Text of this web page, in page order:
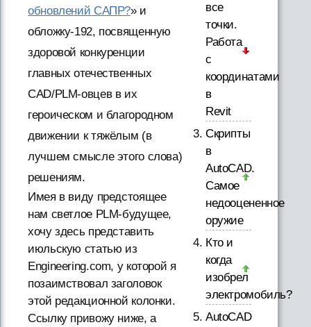
обновлений САПР?» и
обложку-192, посвященную
здоровой конкуренции
главных отечественных
CAD/PLM-овцев в их
героическом и благородном
движении к тяжёлым (в
лучшем смысле этого слова)
решениям.
Имея в виду предстоящее
нам светлое PLM-будущее,
хочу здесь представить
июльскую статью из
Engineering.com, у которой я
позаимствовал заголовок
этой редакционной колонки.
Ссылку привожу ниже, а
все
точки.
Работа
с
координатами
в
Revit
Скрипты
в
AutoCAD.
Самое
недооцененное
оружие
Кто и
когда
изобрел
электромобиль?
AutoCAD